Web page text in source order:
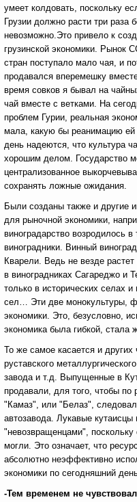
умеет колдовать, поскольку
Грузии должно расти три раза
невозможно.Это привело к
грузинской экономики. Рынок
стран поступало мало чая, и
продавался вперемешку
время совков я бывал на
чай вместе с ветками. На
проблем Гурии, реальная
мала, какую бы реанимацию
день надеются, что культура
хорошим делом. Государство
централизованное
сохранять ложные ожидания.
Были созданы также и другие
для рыночной экономики,
виноградарство возродилось в
виноградники. Винный
Кварели. Ведь не везде
в виноградниках Сагареджо и
только в исторических селах
сел… Эти две монокультуры,
экономики. Это, безусловно,
экономика была гибкой, стала
То же самое касается и других
руставского
завода и т.д. Выпущенные в
продавали, для того, чтобы
"Камаз", или "Белаз",
автозавода. Лукавые
"невозвращенцами", поскольку
могли. Это означает, что
абсолютно неэффективно
экономики по сегодняшний
-Тем временем не